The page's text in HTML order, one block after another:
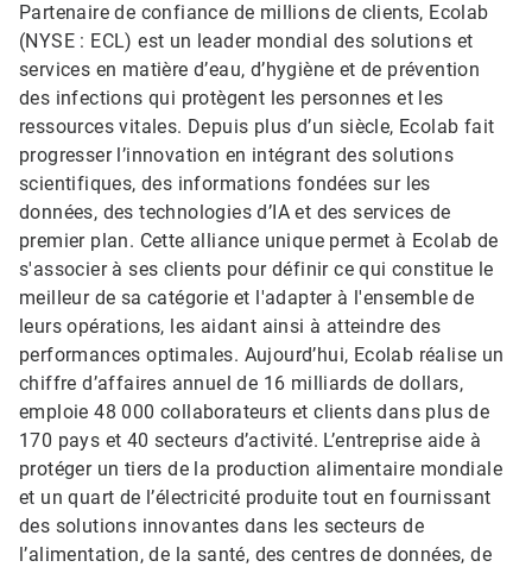
Partenaire de confiance de millions de clients, Ecolab
(NYSE : ECL) est un leader mondial des solutions et
services en matière d’eau, d’hygiène et de prévention
des infections qui protègent les personnes et les
ressources vitales. Depuis plus d’un siècle, Ecolab fait
progresser l’innovation en intégrant des solutions
scientifiques, des informations fondées sur les
données, des technologies d’IA et des services de
premier plan. Cette alliance unique permet à Ecolab de
s'associer à ses clients pour définir ce qui constitue le
meilleur de sa catégorie et l'adapter à l'ensemble de
leurs opérations, les aidant ainsi à atteindre des
performances optimales. Aujourd’hui, Ecolab réalise un
chiffre d’affaires annuel de 16 milliards de dollars,
emploie 48 000 collaborateurs et clients dans plus de
170 pays et 40 secteurs d’activité. L’entreprise aide à
protéger un tiers de la production alimentaire mondiale
et un quart de l’électricité produite tout en fournissant
des solutions innovantes dans les secteurs de
l’alimentation, de la santé, des centres de données, de